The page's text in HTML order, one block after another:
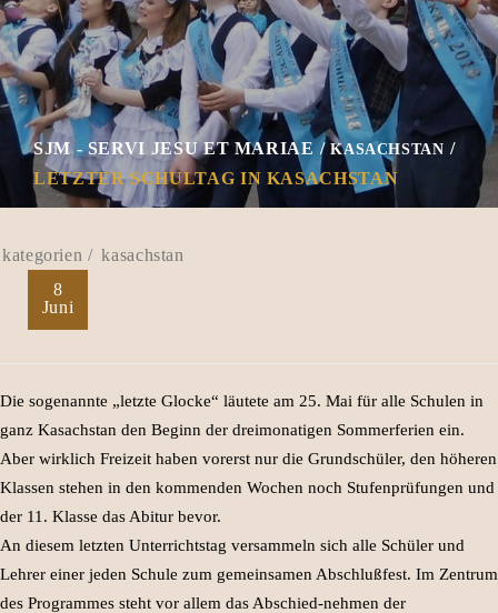
SJM - SERVI JESU ET MARIAE KASACHSTAN
LETZTER SCHULTAG IN KASACHSTAN
kasachstan
8
Juni
Die sogenannte „letzte Glocke“ läutete am 25. Mai für alle Schulen in
ganz Kasachstan den Beginn der dreimonatigen Sommerferien ein.
Aber wirklich Freizeit haben vorerst nur die Grundschüler, den höheren
Klassen stehen in den kommenden Wochen noch Stufenprüfungen und
der 11. Klasse das Abitur bevor.
An diesem letzten Unterrichtstag versammeln sich alle Schüler und
Lehrer einer jeden Schule zum gemeinsamen Abschlußfest. Im Zentrum
des Programmes steht vor allem das Abschied-nehmen der